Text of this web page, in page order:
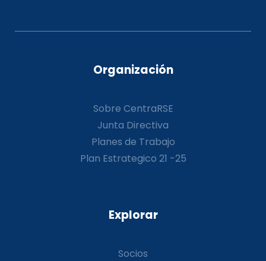
Organización
Sobre CentraRSE
Junta Directiva
Planes de Trabajo
Plan Estrategico 21 -25
Explorar
Socios